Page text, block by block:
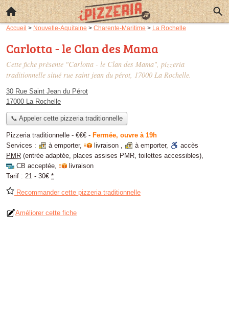
Accueil > Nouvelle-Aquitaine > Charente-Maritime > La Rochelle
Carlotta - le Clan des Mama
Cette fiche présente "Carlotta - le Clan des Mama", pizzeria
traditionnelle situé rue saint jean du pérot, 17000 La Rochelle.
30 Rue Saint Jean du Pérot
17000 La Rochelle
📞 Appeler cette pizzeria traditionnelle
Pizzeria traditionnelle - €€€ - Fermée, ouvre à 19h
Services :
à emporter, livraison , à emporter,
accès
PMR (entrée adaptée, places assises PMR, toilettes accessibles),
CB acceptée,
livraison
Tarif : 21 - 30€ *
Recommander cette pizzeria traditionnelle
Améliorer cette fiche